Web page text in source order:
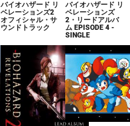
バイオハザード リ
ベレーションズ2
オフィシャル・サ
ウンドトラック
バイオハザード リ
ベレーションズ
2・リードアルバ
ム EPISODE 4 -
SINGLE